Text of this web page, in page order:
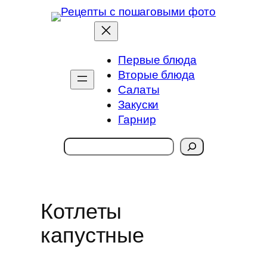
Первые блюда
Вторые блюда
Салаты
Закуски
Гарнир
Поиск
Котлеты
капустные